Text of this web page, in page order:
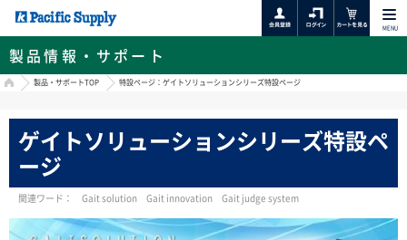
MENU
製品情報・サポート
HOME製品・サポートTOP 特設ページ：ゲイトソリューションシリーズ特設ページ
ゲイトソリューションシリーズ特設ペ
ージ
関連ワード： Gait solution Gait innovation Gait judge system